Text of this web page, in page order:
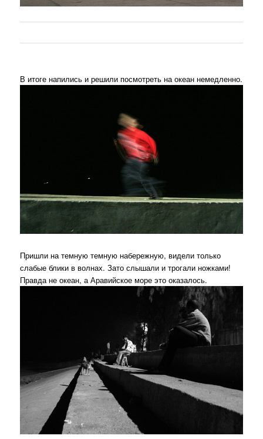
В итоге напились и решили посмотреть на океан немедленно.
Пришли на темную темную набережную, видели только
слабые блики в волнах. Зато слышали и трогали ножками!
Правда не океан, а Аравийское море это оказалось.